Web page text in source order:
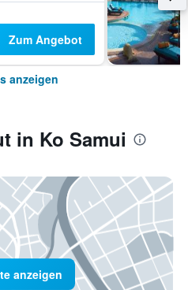
Zum Angebot
anzeigen
in Ko Samui
anzeigen